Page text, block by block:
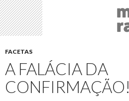
FACETAS
A FALÁCIA DA
CONFIRMAÇÃO!